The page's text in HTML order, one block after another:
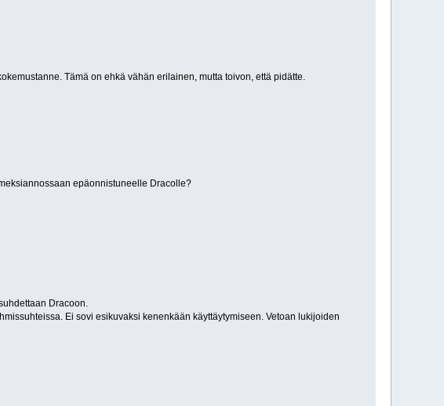
Tämä on ehkä vähän erilainen, mutta toivon, että pidätte.
epäonnistuneelle Dracolle?
Dracoon.
Ei sovi esikuvaksi kenenkään käyttäytymiseen. Vetoan lukijoiden